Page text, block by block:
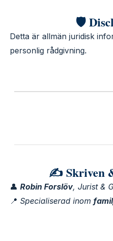
🛡️
Detta är allmän juridisk
personlig rådgivning.
✍️ Skriven
👤 Robin Forslöv, Jurist &
📍 Specialiserad inom